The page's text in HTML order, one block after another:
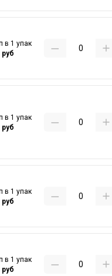
в 1 упак
руб
в 1 упак
руб
в 1 упак
руб
в 1 упак
руб